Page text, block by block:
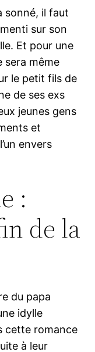
sonné, il faut
sur son
Et pour une
sera même
le petit fils de
de ses exs
jeunes gens
et
envers
:
de la
du papa
idylle
cette romance
à leur